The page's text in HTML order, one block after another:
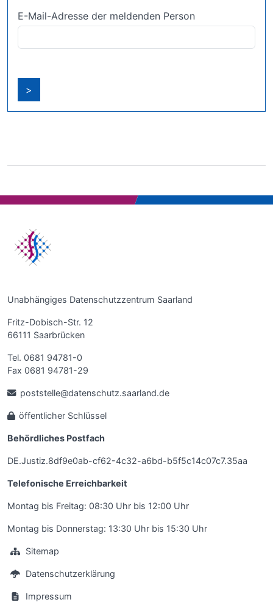
E-Mail-Adresse der meldenden Person
>
Unabhängiges Datenschutzzentrum Saarland
Fritz-Dobisch-Str. 12
66111 Saarbrücken
Tel. 0681 94781-0
Fax 0681 94781-29
poststelle@datenschutz.saarland.de
öffentlicher Schlüssel
Behördliches Postfach
DE.Justiz.8df9e0ab-cf62-4c32-a6bd-b5f5c14c07c7.35aa
Telefonische Erreichbarkeit
Montag bis Freitag: 08:30 Uhr bis 12:00 Uhr
Montag bis Donnerstag: 13:30 Uhr bis 15:30 Uhr
Sitemap
Datenschutzerklärung
Impressum